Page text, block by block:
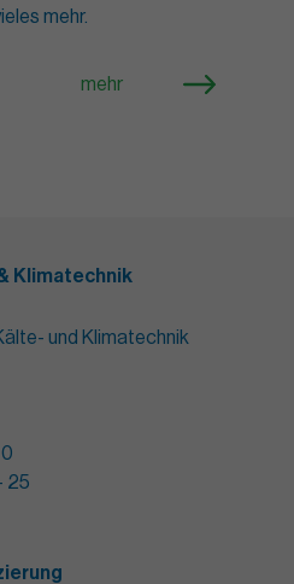
mehr.
mehr
und Klimatechnik
25